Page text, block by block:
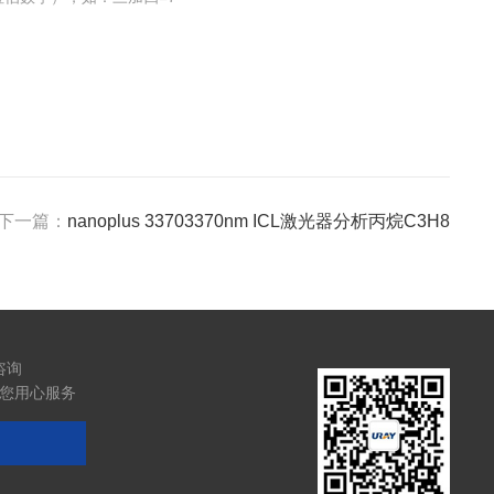
一篇： nanoplus 33703370nm ICL激光器分析丙烷C3H8
询
用心服务